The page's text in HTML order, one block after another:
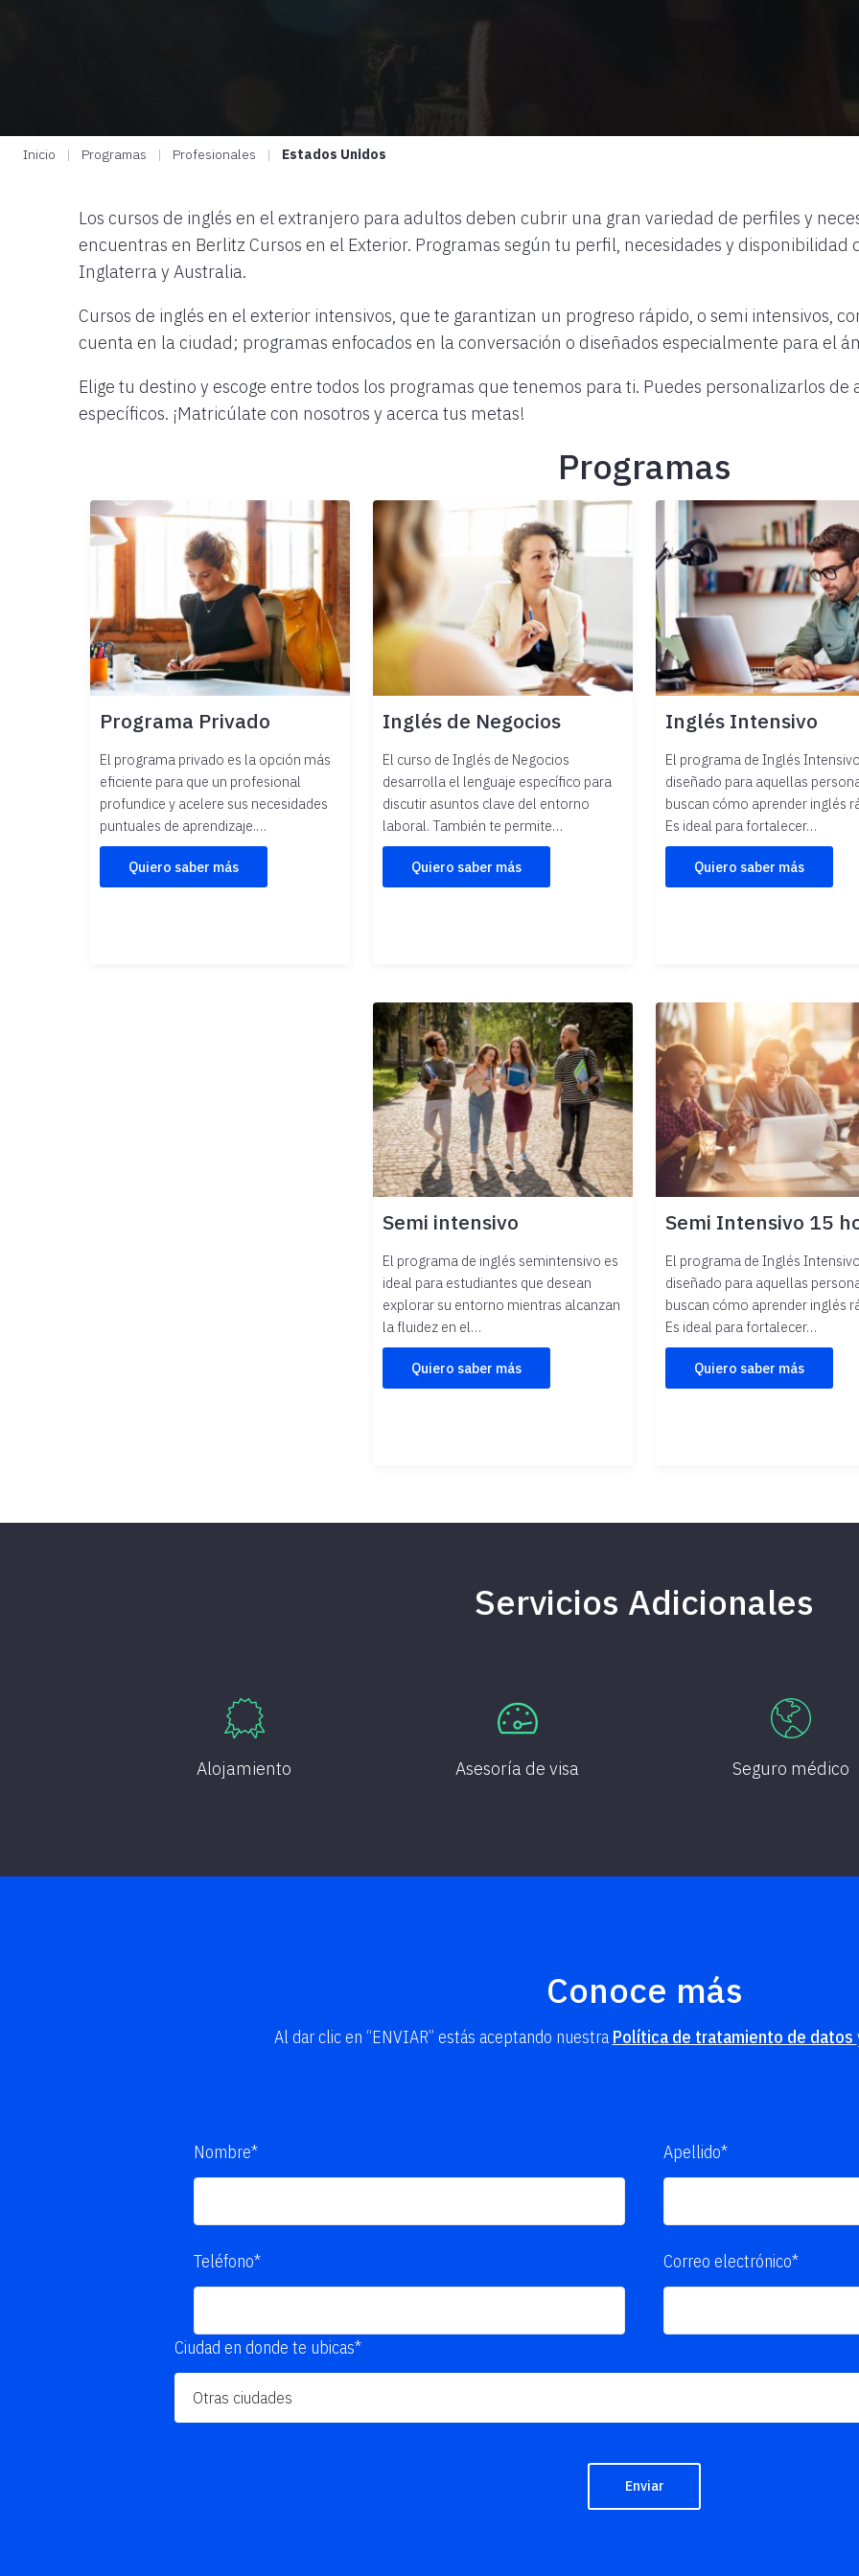
Inicio | Programas | Profesionales | Estados Unidos
Los cursos de inglés en el extranjero para adultos deben cubrir una gran variedad de perfiles y
encuentras en Berlitz Cursos en el Exterior. Programas según tu perfil, necesidades y disponibilidad
Inglaterra y Australia.
Cursos de inglés en el exterior intensivos, que te garantizan un progreso rápido, o semi intensivos,
cuenta en la ciudad; programas enfocados en la conversación o diseñados especialmente para el
Elige tu destino y escoge entre todos los programas que tenemos para ti. Puedes personalizarlos
específicos. ¡Matricúlate con nosotros y acerca tus metas!
Programas
Programa Privado
El programa privado es la opción más
eficiente para que un profesional
profundice y acelere sus necesidades
puntuales de aprendizaje.…
Quiero saber más
Inglés de Negocios
El curso de Inglés de Negocios
desarrolla el lenguaje específico para
discutir asuntos clave del entorno
laboral. También te permite…
Quiero saber más
Inglés Intensivo
El programa de Inglés
diseñado para aquellas
buscan cómo aprender inglés
Es ideal para fortalecer…
Quiero saber más
Semi intensivo
El programa de inglés semintensivo es
ideal para estudiantes que desean
explorar su entorno mientras alcanzan
la fluidez en el…
Quiero saber más
Semi Intensivo 15
El programa de Inglés
diseñado para aquellas
buscan cómo aprender inglés
Es ideal para fortalecer…
Quiero saber más
Servicios Adicionales
Alojamiento Asesoría de visa Seguro médico
Conoce más
Al dar clic en “ENVIAR” estás aceptando nuestra Política de tratamiento de datos
Nombre* Apellido*
Teléfono* Correo electrónico*
Ciudad en donde te ubicas*
Enviar